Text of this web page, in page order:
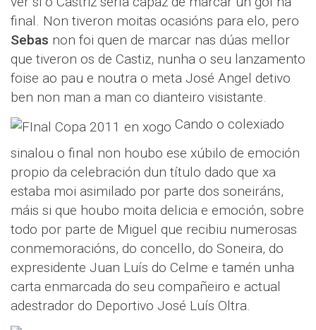
final. Non tiveron moitas ocasións para elo, pero
Sebas non foi quen de marcar nas dúas mellor
que tiveron os de Castiz, nunha o seu lanzamento
foise ao pau e noutra o meta José Angel detivo
ben non man a man co dianteiro visistante.
Cando o colexiado
sinalou o final non houbo ese xúbilo de emoción
propio da celebración dun título dado que xa
estaba moi asimilado por parte dos soneiráns,
máis si que houbo moita delicia e emoción, sobre
todo por parte de Miguel que recibiu numerosas
conmemoracións, do concello, do Soneira, do
expresidente Juan Luís do Celme e tamén unha
carta enmarcada do seu compañeiro e actual
adestrador do Deportivo José Luís Oltra.